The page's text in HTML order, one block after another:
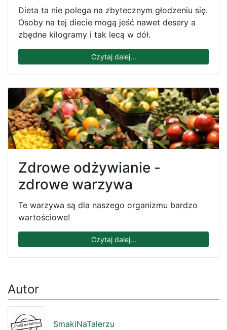
Dieta ta nie polega na zbytecznym głodzeniu się.
Osoby na tej diecie mogą jeść nawet desery a
zbędne kilogramy i tak lecą w dół.
Czytaj dalej...
Zdrowe odżywianie -
zdrowe warzywa
Te warzywa są dla naszego organizmu bardzo
wartościowe!
Czytaj dalej...
Autor
SmakiNaTalerzu